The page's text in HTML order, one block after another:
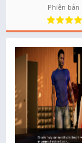
Phiên bản